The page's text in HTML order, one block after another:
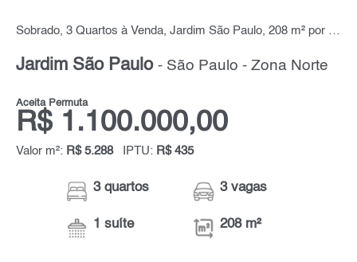
Sobrado, 3 Quartos à Venda, Jardim São Paulo, 208 m² por R$ 1.100.000,00
Jardim São Paulo - São Paulo - Zona Norte
Aceita Permuta
R$ 1.100.000,00
Valor m²: R$ 5.288 IPTU: R$ 435
3 quartos
1 suíte
3 vagas
208 m²